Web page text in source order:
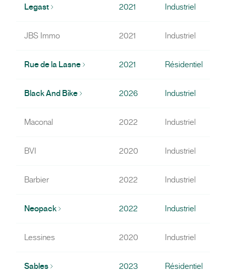
Legast 2021 Industriel
JBS Immo 2021 Industriel
Rue de la Lasne 2021 Résidentiel
Black And Bike 2026 Industriel
Maconal 2022 Industriel
BVI 2020 Industriel
Barbier 2022 Industriel
Neopack 2022 Industriel
Lessines 2020 Industriel
Sables 2023 Résidentiel